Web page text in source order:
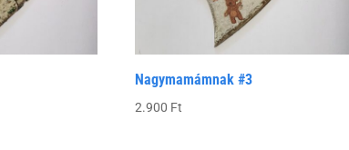
Nagymamámnak #3
2.900 Ft